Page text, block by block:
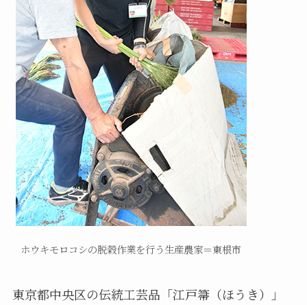
ホウキモロコシの脱穀作業を行う生産農家＝東根市
東京都中央区の伝統工芸品「江戸箒（ほうき）」